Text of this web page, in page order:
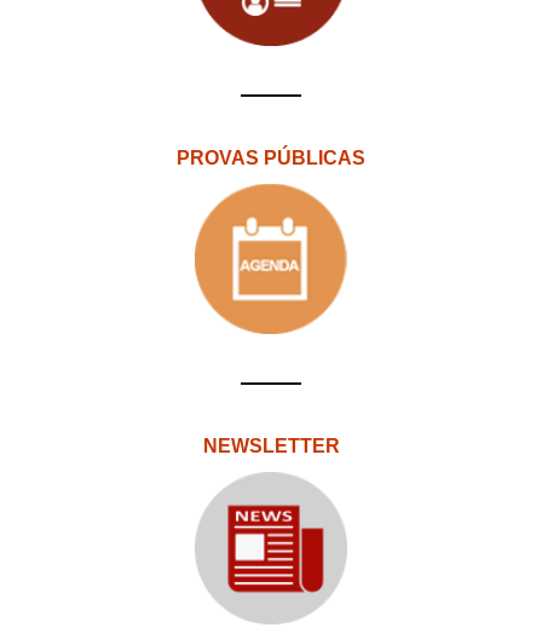
PROVAS PÚBLICAS
NEWSLETTER